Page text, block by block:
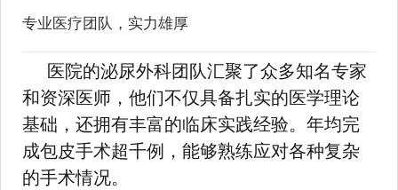
专业医疗团队，实力雄厚
医院的泌尿外科团队汇聚了众多知名专家
和资深医师，他们不仅具备扎实的医学理论
基础，还拥有丰富的临床实践经验。年均完
成包皮手术超千例，能够熟练应对各种复杂
的手术情况。